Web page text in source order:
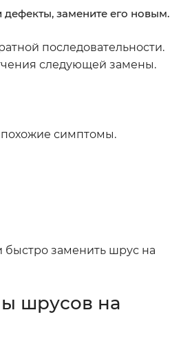
замените его новым.
последовательности.
следующей замены.
похожие симптомы.
заменить шрус на
шрусов на